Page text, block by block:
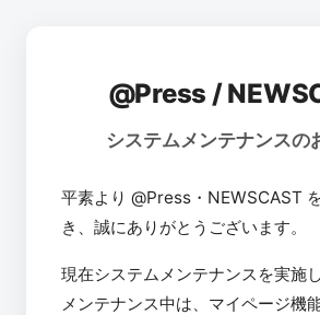
@Press /
システムメンテナンスの
平素より @Press・NEWSCAST
き、誠にありがとうございます。
現在システムメンテナンスを実施
メンテナンス中は、マイページ機